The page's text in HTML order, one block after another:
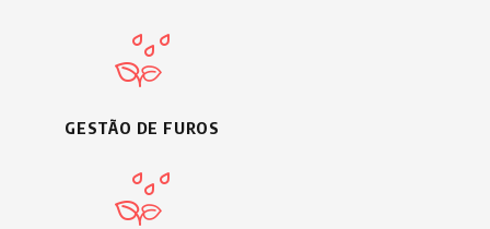
GESTÃO DE FUROS